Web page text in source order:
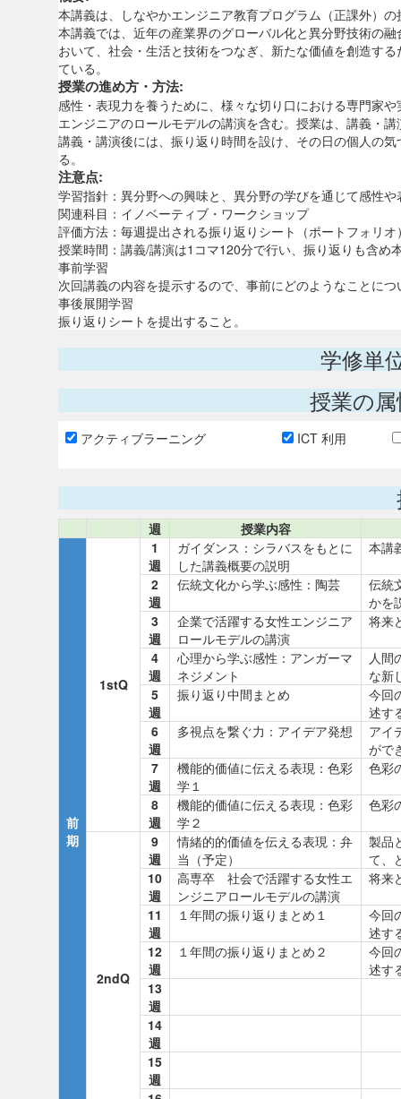
本講義は、しなやかエンジニア教育プログラム（正課外）
本講義では、近年の産業界のグローバル化と異分野技術の
おいて、社会・生活と技術をつなぎ、新たな価値を創造す
ている。
授業の進め方・方法:
感性・表現力を養うために、様々な切り口における専門家
エンジニアのロールモデルの講演を含む。授業は、講義・
講義・講演後には、振り返り時間を設け、その日の個人の
る。
注意点:
学習指針：異分野への興味と、異分野の学びを通じて感性
関連科目：イノベーティブ・ワークショップ
評価方法：毎週提出される振り返りシート（ポートフォリ
授業時間：講義/講演は1コマ120分で行い、振り返りも含め
事前学習
次回講義の内容を提示するので、事前にどのようなことに
事後展開学習
振り返りシートを提出すること。
学修単
授業の
アクティブラーニング ICT 利用
週 授業内容
前
期
1stQ
1
週
ガイダンス：シラバスをもとに
した講義概要の説明
本講
2
週
伝統文化から学ぶ感性：陶芸
伝統
かを
3
週
企業で活躍する女性エンジニア
ロールモデルの講演
将来
4
週
心理から学ぶ感性：アンガーマ
ネジメント
人間
な新
5
週
振り返り中間まとめ
今回
述す
6
週
多視点を繋ぐ力：アイデア発想
アイ
がで
7
週
機能的価値に伝える表現：色彩
学１
色彩
8
週
機能的価値に伝える表現：色彩
学２
色彩
2ndQ
9
週
情緒的的価値を伝える表現：弁
当（予定）
製品
て、
10
週
高専卒 社会で活躍する女性エ
ンジニアロールモデルの講演
将来
11
週
１年間の振り返りまとめ１
今回
述す
12
週
１年間の振り返りまとめ２
今回
述す
13
週
14
週
15
週